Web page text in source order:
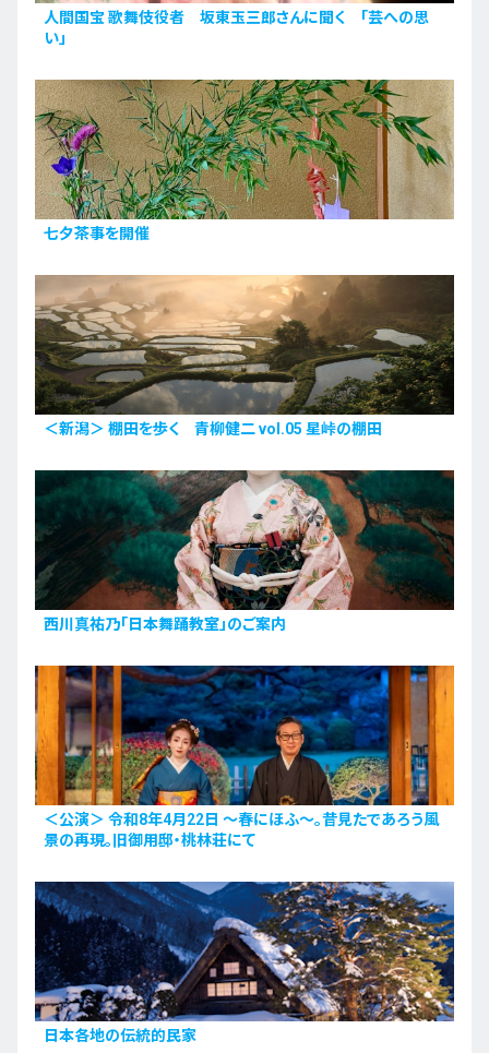
人間国宝 歌舞伎役者 坂東玉三郎さんに聞く 「芸への思
い」
七夕茶事を開催
＜新潟＞ 棚田を歩く 青柳健二 vol.05 星峠の棚田
西川真祐乃「日本舞踊教室」のご案内
＜公演＞ 令和8年4月22日 〜春にほふ〜。昔見たであろう風
景の再現。旧御用邸・桃林荘にて
日本各地の伝統的民家